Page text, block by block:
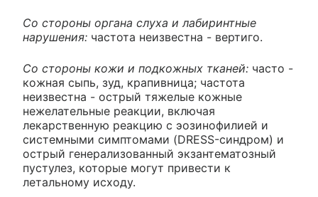
Со стороны органа слуха и лабиринтные
нарушения: частота неизвестна - вертиго.
Со стороны кожи и подкожных тканей: часто -
кожная сыпь, зуд, крапивница; частота
неизвестна - острый тяжелые кожные
нежелательные реакции, включая
лекарственную реакцию с эозинофилией и
системными симптомами (DRESS-синдром) и
острый генерализованный экзантематозный
пустулез, которые могут привести к
летальному исходу.